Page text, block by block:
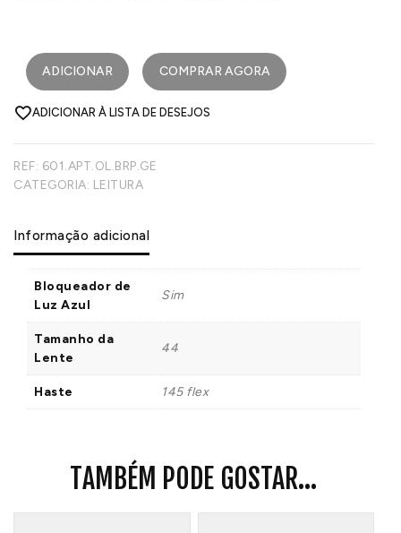
ADICIONAR COMPRAR AGORA
ADICIONAR À LISTA DE DESEJOS
REF: 601.APT.OL.BRP.GE
CATEGORIA: LEITURA
Informação adicional
Bloqueador de
Luz Azul
Sim
Tamanho da
Lente
44
Haste 145 flex
TAMBÉM PODE GOSTAR...